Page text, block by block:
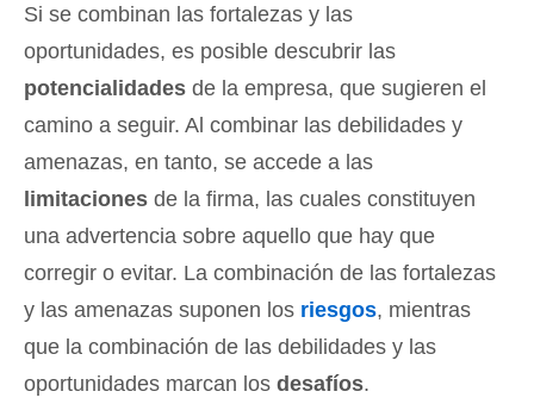
Si se combinan las fortalezas y las
oportunidades, es posible descubrir las
potencialidades de la empresa, que sugieren el
camino a seguir. Al combinar las debilidades y
amenazas, en tanto, se accede a las
limitaciones de la firma, las cuales constituyen
una advertencia sobre aquello que hay que
corregir o evitar. La combinación de las fortalezas
y las amenazas suponen los riesgos, mientras
que la combinación de las debilidades y las
oportunidades marcan los desafíos.